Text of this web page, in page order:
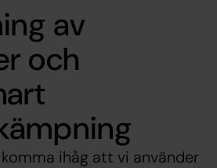
av
och
ihåg att vi använder